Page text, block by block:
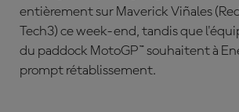
entièrement sur Maverick Viñales
Tech3) ce week-end, tandis que
du paddock MotoGP™ souhaitent à
prompt rétablissement.